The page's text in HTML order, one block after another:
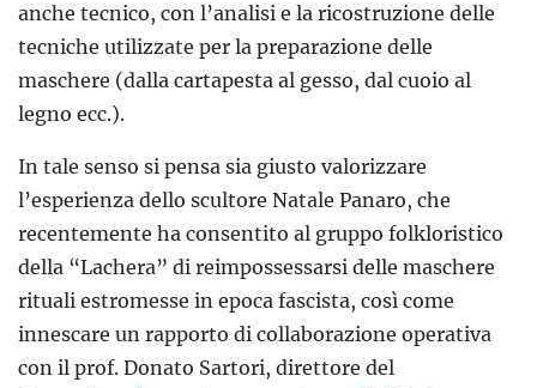
anche tecnico, con l’analisi e la ricostruzione delle
tecniche utilizzate per la preparazione delle
maschere (dalla cartapesta al gesso, dal cuoio al
legno ecc.).
In tale senso si pensa sia giusto valorizzare
l’esperienza dello scultore Natale Panaro, che
recentemente ha consentito al gruppo folkloristico
della “Lachera” di reimpossessarsi delle maschere
rituali estromesse in epoca fascista, così come
innescare un rapporto di collaborazione operativa
con il prof. Donato Sartori, direttore del